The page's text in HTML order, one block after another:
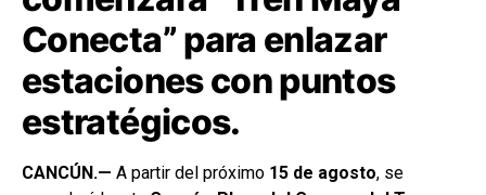
Conecta” para enlazar
estaciones con puntos
estratégicos.
CANCÚN.— A partir del próximo 15 de agosto, se